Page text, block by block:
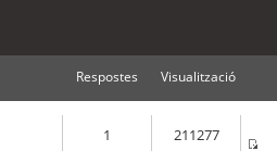
Respostes Visualització
1 211277